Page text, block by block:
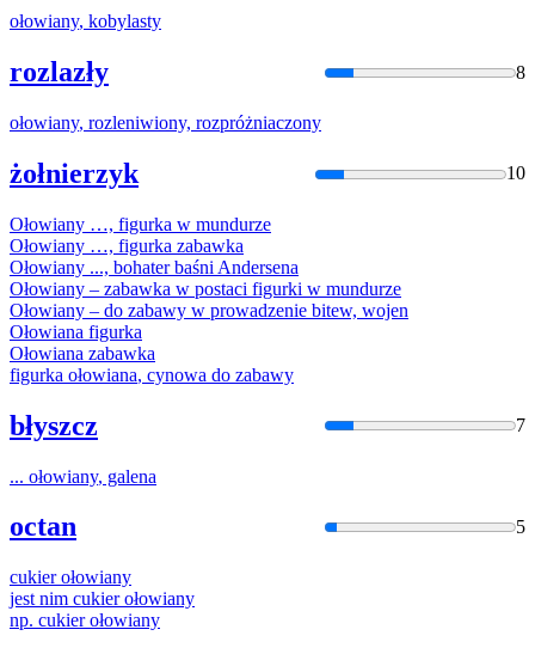
ołowiany, kobylasty
rozlazły 8
ołowiany, rozleniwiony, rozpróżniaczony
żołnierzyk 10
Ołowiany …, figurka w mundurze
Ołowiany …, figurka zabawka
Ołowiany ..., bohater baśni Andersena
Ołowiany – zabawka w postaci figurki w mundurze
Ołowiany – do zabawy w prowadzenie bitew, wojen
Ołowiana figurka
Ołowiana zabawka
figurka ołowiana, cynowa do zabawy
błyszcz 7
... ołowiany, galena
octan 5
cukierołowiany
jest nim cukierołowiany
np. cukierołowiany